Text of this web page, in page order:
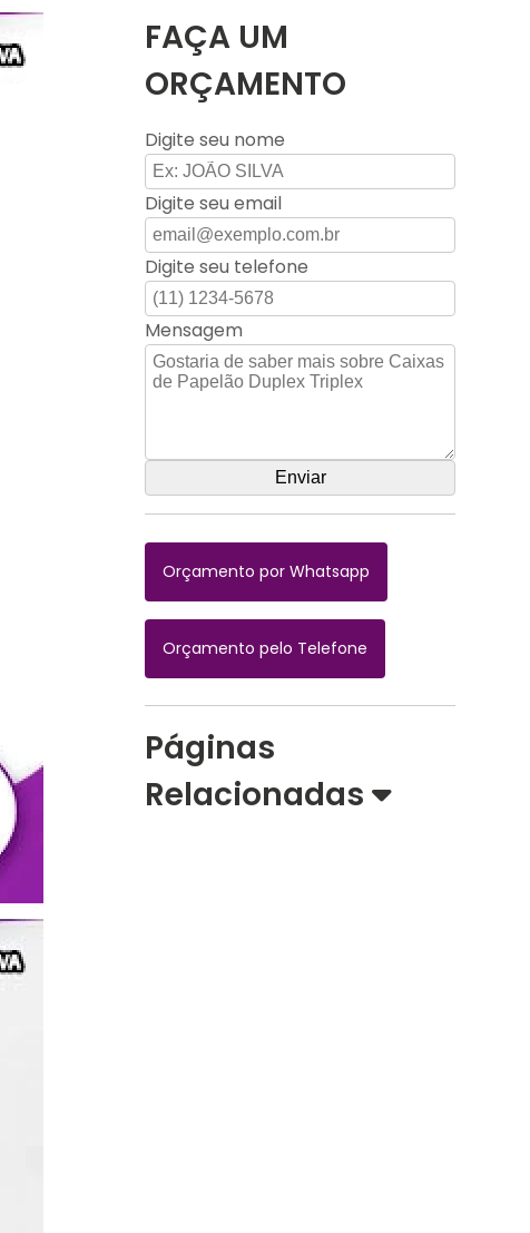
FAÇA UM
ORÇAMENTO
Digite seu nome
Digite seu email
Digite seu telefone
Mensagem
Orçamento por Whatsapp
Orçamento pelo Telefone
Páginas
Relacionadas